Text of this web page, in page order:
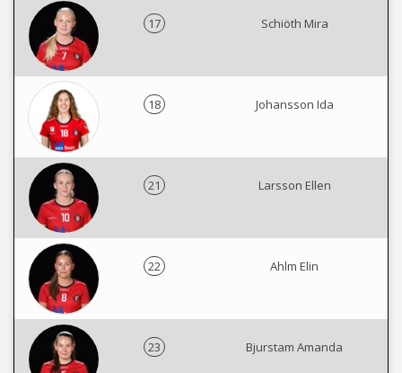
17 Schiöth Mira
18 Johansson Ida
21 Larsson Ellen
22 Ahlm Elin
23 Bjurstam Amanda